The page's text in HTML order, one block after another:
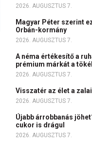
2026. AUGUSZTUS 7.
Magyar Péter szerint
Orbán-kormány
2026. AUGUSZTUS 7.
A néma értékesítő a
prémium márkát a
2026. AUGUSZTUS 7.
Visszatér az élet a
2026. AUGUSZTUS 7.
Újabb árrobbanás
cukor is drágul
2026. AUGUSZTUS 7.